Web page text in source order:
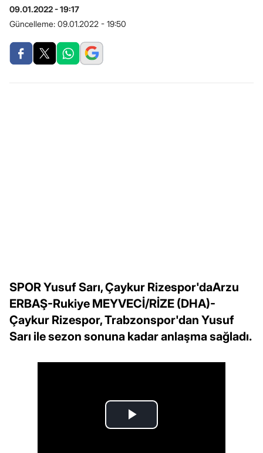
09.01.2022 - 19:17
Güncelleme: 09.01.2022 - 19:50
SPOR Yusuf Sarı, Çaykur Rizespor'daArzu
ERBAŞ-Rukiye MEYVECİ/RİZE (DHA)-
Çaykur Rizespor, Trabzonspor'dan Yusuf
Sarı ile sezon sonuna kadar anlaşma sağladı.